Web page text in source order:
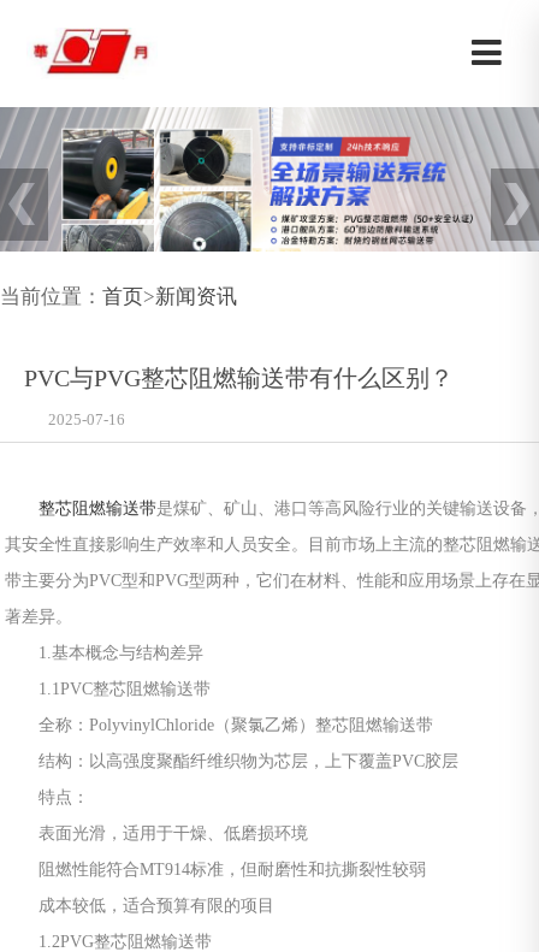
当前位置： 首页>新闻资讯
PVC与PVG整芯阻燃输送带有什么区别？
2025-07-16
整芯阻燃输送带是煤矿、矿山、港口等高风险行业的关键输送设备
其安全性直接影响生产效率和人员安全。目前市场上主流的整芯阻燃输
带主要分为PVC型和PVG型两种，它们在材料、性能和应用场景上存在
著差异。
1.基本概念与结构差异
1.1PVC整芯阻燃输送带
全称：PolyvinylChloride（聚氯乙烯）整芯阻燃输送带
结构：以高强度聚酯纤维织物为芯层，上下覆盖PVC胶层
特点：
表面光滑，适用于干燥、低磨损环境
阻燃性能符合MT914标准，但耐磨性和抗撕裂性较弱
成本较低，适合预算有限的项目
1.2PVG整芯阻燃输送带